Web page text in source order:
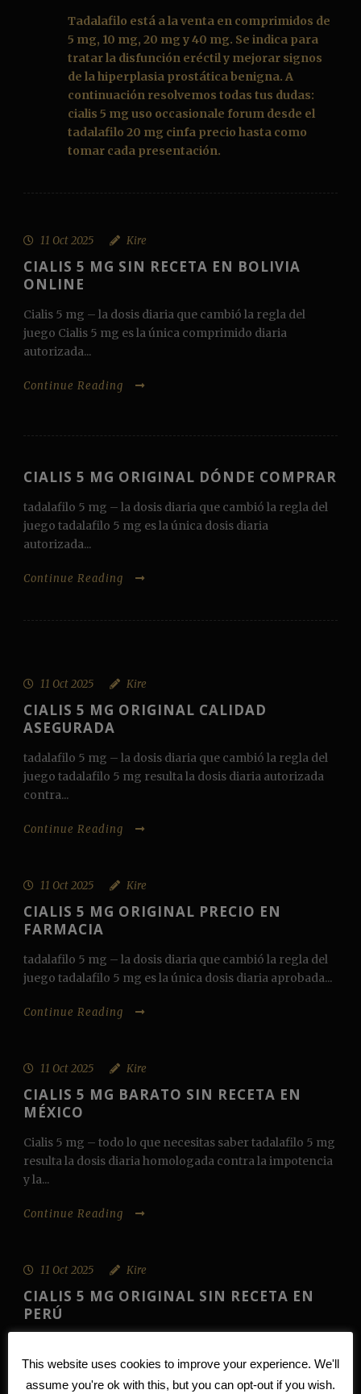
Tadalafilo está a la venta en comprimidos de
5 mg, 10 mg, 20 mg y 40 mg. Se indica para
tratar la disfunción eréctil y mejorar signos
de la hiperplasia prostática benigna. A
continuación resolvemos todas tus dudas:
cialis 5 mg uso occasionale forum desde el
tadalafilo 20 mg cinfa precio hasta como
tomar cada presentación.
11 Oct 2025 Kire
CIALIS 5 MG SIN RECETA EN BOLIVIA
ONLINE
Cialis 5 mg – la dosis diaria que cambió la regla del
juego Cialis 5 mg es la única comprimido diaria
autorizada...
Continue Reading
CIALIS 5 MG ORIGINAL DÓNDE COMPRAR
tadalafilo 5 mg – la dosis diaria que cambió la regla del
juego tadalafilo 5 mg es la única dosis diaria
autorizada...
Continue Reading
11 Oct 2025 Kire
CIALIS 5 MG ORIGINAL CALIDAD
ASEGURADA
tadalafilo 5 mg – la dosis diaria que cambió la regla del
juego tadalafilo 5 mg resulta la dosis diaria autorizada
contra...
Continue Reading
11 Oct 2025 Kire
CIALIS 5 MG ORIGINAL PRECIO EN
FARMACIA
tadalafilo 5 mg – la dosis diaria que cambió la regla del
juego tadalafilo 5 mg es la única dosis diaria aprobada...
Continue Reading
11 Oct 2025 Kire
CIALIS 5 MG BARATO SIN RECETA EN
MÉXICO
Cialis 5 mg – todo lo que necesitas saber tadalafilo 5 mg
resulta la dosis diaria homologada contra la impotencia
y la...
Continue Reading
11 Oct 2025 Kire
CIALIS 5 MG ORIGINAL SIN RECETA EN
PERÚ
resulta la dosis diaria homologada contra la impotencia
así como...
This website uses cookies to improve your experience. We'll
assume you're ok with this, but you can opt-out if you wish.